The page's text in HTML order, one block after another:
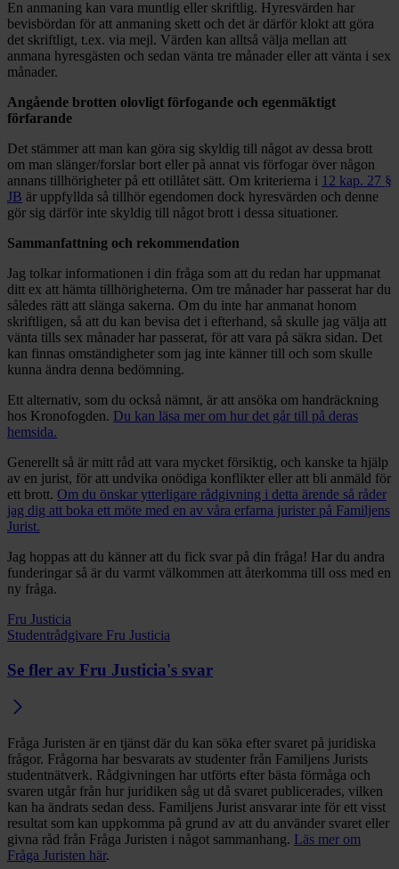
En anmaning kan vara muntlig eller skriftlig. Hyresvärden har
bevisbördan för att anmaning skett och det är därför klokt att göra
det skriftligt, t.ex. via mejl. Värden kan alltså välja mellan att
anmana hyresgästen och sedan vänta tre månader eller att vänta i sex
månader.
Angående brotten olovligt förfogande och egenmäktigt
förfarande
Det stämmer att man kan göra sig skyldig till något av dessa brott
om man slänger/forslar bort eller på annat vis förfogar över någon
annans tillhörigheter på ett otillåtet sätt. Om kriterierna i 12 kap. 27 §
JB är uppfyllda så tillhör egendomen dock hyresvärden och denne
gör sig därför inte skyldig till något brott i dessa situationer.
Sammanfattning och rekommendation
Jag tolkar informationen i din fråga som att du redan har uppmanat
ditt ex att hämta tillhörigheterna. Om tre månader har passerat har du
således rätt att slänga sakerna. Om du inte har anmanat honom
skriftligen, så att du kan bevisa det i efterhand, så skulle jag välja att
vänta tills sex månader har passerat, för att vara på säkra sidan. Det
kan finnas omständigheter som jag inte känner till och som skulle
kunna ändra denna bedömning.
Ett alternativ, som du också nämnt, är att ansöka om handräckning
hos Kronofogden. Du kan läsa mer om hur det går till på deras
hemsida.
Generellt så är mitt råd att vara mycket försiktig, och kanske ta hjälp
av en jurist, för att undvika onödiga konflikter eller att bli anmäld för
ett brott. Om du önskar ytterligare rådgivning i detta ärende så råder
jag dig att boka ett möte med en av våra erfarna jurister på Familjens
Jurist.
Jag hoppas att du känner att du fick svar på din fråga! Har du andra
funderingar så är du varmt välkommen att återkomma till oss med en
ny fråga.
Fru Justicia
Studentrådgivare Fru Justicia
Se fler av Fru Justicia's svar
Fråga Juristen är en tjänst där du kan söka efter svaret på juridiska
frågor. Frågorna har besvarats av studenter från Familjens Jurists
studentnätverk. Rådgivningen har utförts efter bästa förmåga och
svaren utgår från hur juridiken såg ut då svaret publicerades, vilken
kan ha ändrats sedan dess. Familjens Jurist ansvarar inte för ett visst
resultat som kan uppkomma på grund av att du använder svaret eller
givna råd från Fråga Juristen i något sammanhang. Läs mer om
Fråga Juristen här.